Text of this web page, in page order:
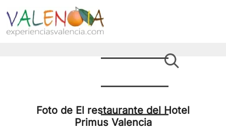
Foto de El restaurante del Hotel
Primus Valencia